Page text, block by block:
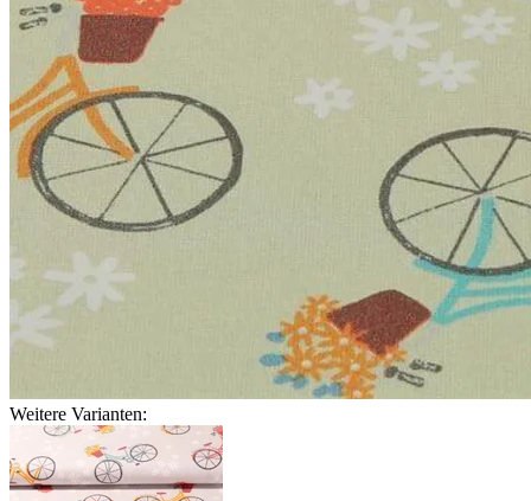
Weitere Varianten: